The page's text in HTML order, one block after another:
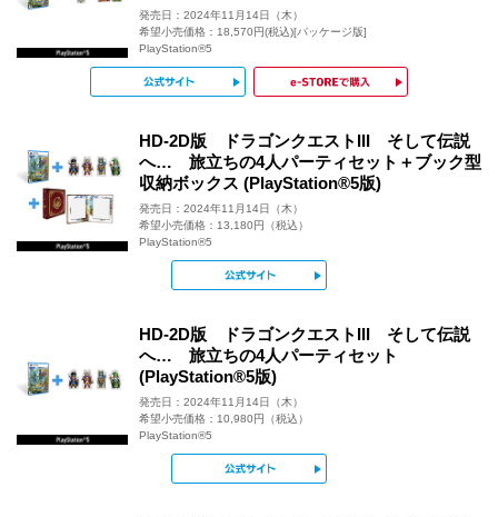
発売日：2024年11月14日（木）
希望小売価格：18,570円(税込)[パッケージ版]
PlayStation®5
公式サイト
HD-2D版 ドラゴンクエストIII そして伝説
へ… 旅立ちの4人パーティセット＋ブック型
収納ボックス (PlayStation®5版)
発売日：2024年11月14日（木）
希望小売価格：13,180円（税込）
PlayStation®5
HD-2D版 ドラゴンクエストIII そして伝説
へ… 旅立ちの4人パーティセット
(PlayStation®5版)
発売日：2024年11月14日（木）
希望小売価格：10,980円（税込）
PlayStation®5